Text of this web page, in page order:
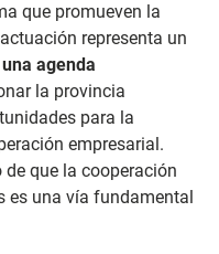
que promueven la
representa un
agenda
la provincia
para la
empresarial.
que la cooperación
es una vía fundamental